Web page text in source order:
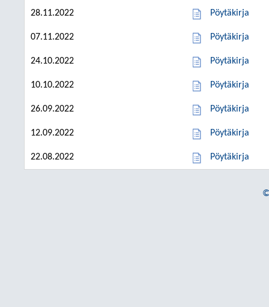
28.11.2022 Pöytäkirja
07.11.2022 Pöytäkirja
24.10.2022 Pöytäkirja
10.10.2022 Pöytäkirja
26.09.2022 Pöytäkirja
12.09.2022 Pöytäkirja
22.08.2022 Pöytäkirja